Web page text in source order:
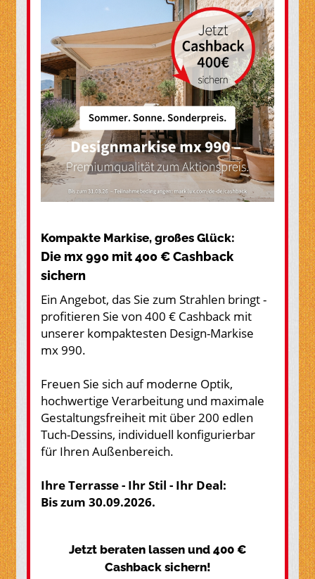
Kompakte Markise, großes Glück:
Die mx 990 mit 400 € Cashback
sichern
Ein Angebot, das Sie zum Strahlen bringt -
profitieren Sie von 400 € Cashback mit
unserer kompaktesten Design-Markise
mx 990.
Freuen Sie sich auf moderne Optik,
hochwertige Verarbeitung und maximale
Gestaltungsfreiheit mit über 200 edlen
Tuch-Dessins, individuell konfigurierbar
für Ihren Außenbereich.
Ihre Terrasse - Ihr Stil - Ihr Deal:
Bis zum 30.09.2026.
Jetzt beraten lassen und 400 €
Cashback sichern!